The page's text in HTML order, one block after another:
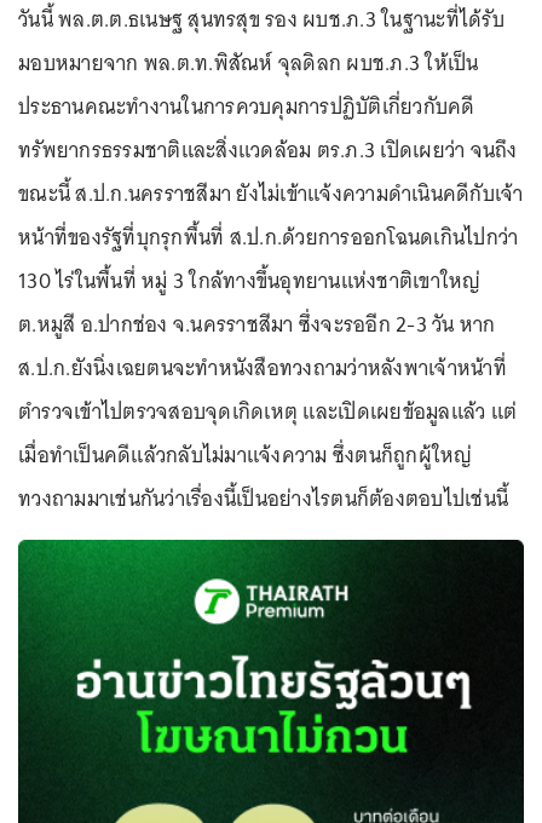
วันนี้ พล.ต.ต.ธเนษฐ สุนทรสุข รอง ผบช.ภ.3 ในฐานะที่ได้รับ
มอบหมายจาก พล.ต.ท.พิสัณห์ จุลดิลก ผบช.ภ.3 ให้เป็น
ประธานคณะทำงานในการควบคุมการปฏิบัติเกี่ยวกับคดี
ทรัพยากรธรรมชาติและสิ่งแวดล้อม ตร.ภ.3 เปิดเผยว่า จนถึง
ขณะนี้ ส.ป.ก.นครราชสีมา ยังไม่เข้าแจ้งความดำเนินคดีกับเจ้า
หน้าที่ของรัฐที่บุกรุกพื้นที่ ส.ป.ก.ด้วยการออกโฉนดเกินไปกว่า
130 ไร่ในพื้นที่ หมู่ 3 ใกล้ทางขึ้นอุทยานแห่งชาติเขาใหญ่
ต.หมูสี อ.ปากช่อง จ.นครราชสีมา ซึ่งจะรออีก 2-3 วัน หาก
ส.ป.ก.ยังนิ่งเฉยตนจะทำหนังสือทวงถามว่าหลังพาเจ้าหน้าที่
ตำรวจเข้าไปตรวจสอบจุดเกิดเหตุ และเปิดเผยข้อมูลแล้ว แต่
เมื่อทำเป็นคดีแล้วกลับไม่มาแจ้งความ ซึ่งตนก็ถูกผู้ใหญ่
ทวงถามมาเช่นกันว่าเรื่องนี้เป็นอย่างไรตนก็ต้องตอบไปเช่นนี้